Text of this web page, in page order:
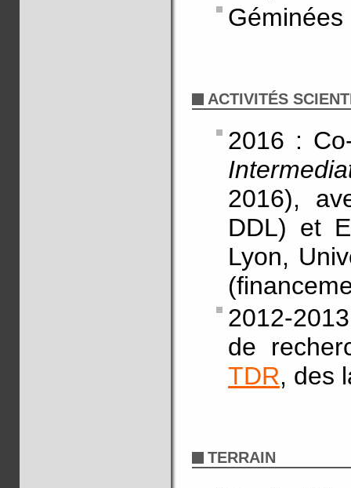
Géminées
ACTIVITÉS
2016 :
2016),
DDL) et
Lyon,
2012-
de
TDR, des
TERRAIN